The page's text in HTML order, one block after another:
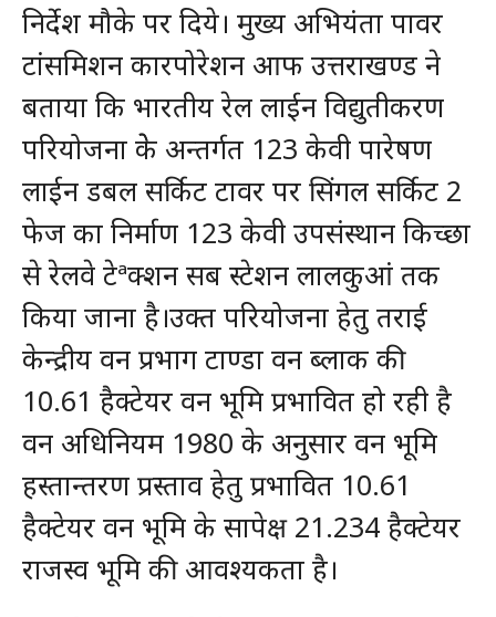
निर्देश मौके पर दिये। मुख्य अभियंता पावर
टांसमिशन कारपोरेशन आफ उत्तराखण्ड ने
बताया कि भारतीय रेल लाईन विद्युतीकरण
परियोजना केे अन्तर्गत 123 केवी पारेषण
लाईन डबल सर्किट टावर पर सिंगल सर्किट 2
फेज का निर्माण 123 केवी उपसंस्थान किच्छा
से रेलवे टेªक्शन सब स्टेशन लालकुआं तक
किया जाना है।उक्त परियोजना हेतु तराई
केन्द्रीय वन प्रभाग टाण्डा वन ब्लाक की
10.61 हैक्टेयर वन भूमि प्रभावित हो रही है
वन अधिनियम 1980 के अनुसार वन भूमि
हस्तान्तरण प्रस्ताव हेतु प्रभावित 10.61
हैक्टेयर वन भूमि के सापेक्ष 21.234 हैक्टेयर
राजस्व भूमि की आवश्यकता है।